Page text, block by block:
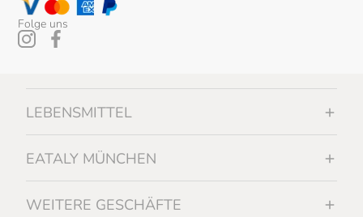
Folge uns
LEBENSMITTEL
EATALY MÜNCHEN
WEITERE GESCHÄFTE